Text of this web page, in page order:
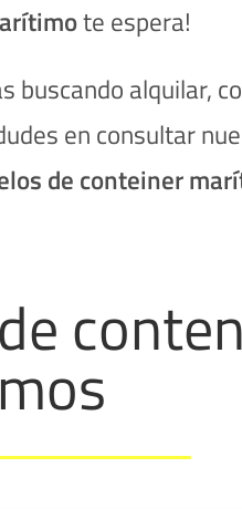
te espera!
buscando alquilar,
en consultar
de conteiner